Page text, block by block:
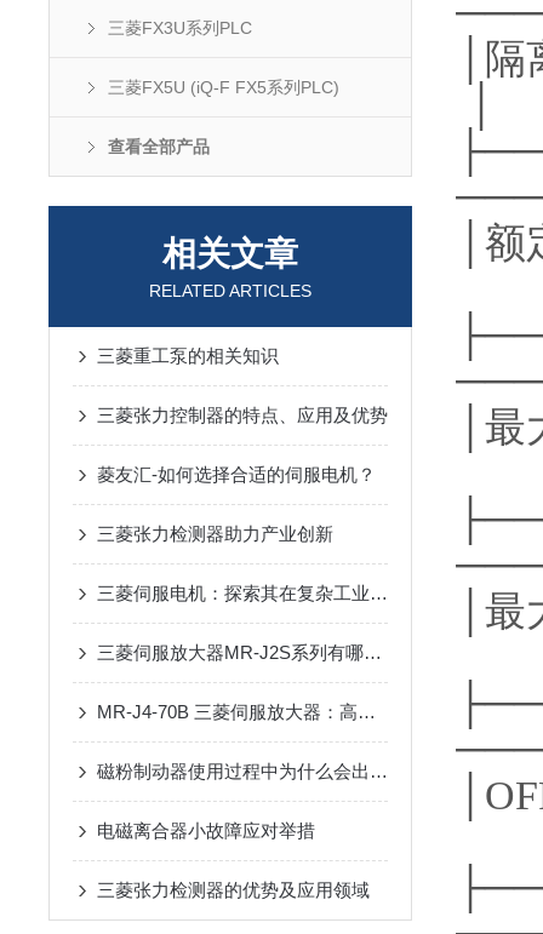
三菱FX3U系列PLC
三菱FX5U (iQ-F FX5系列PLC)
查看全部产品
相关文章
RELATED ARTICLES
三菱重工泵的相关知识
三菱张力控制器的特点、应用及优势
菱友汇-如何选择合适的伺服电机？
三菱张力检测器助力产业创新
三菱伺服电机：探索其在复杂工业应用中的高性能表现与创新技术
三菱伺服放大器MR-J2S系列有哪些特点？
MR-J4-70B 三菱伺服放大器：高性能、高可靠性的控制系统
磁粉制动器使用过程中为什么会出现异响？
电磁离合器小故障应对举措
三菱张力检测器的优势及应用领域
│
│
│
│